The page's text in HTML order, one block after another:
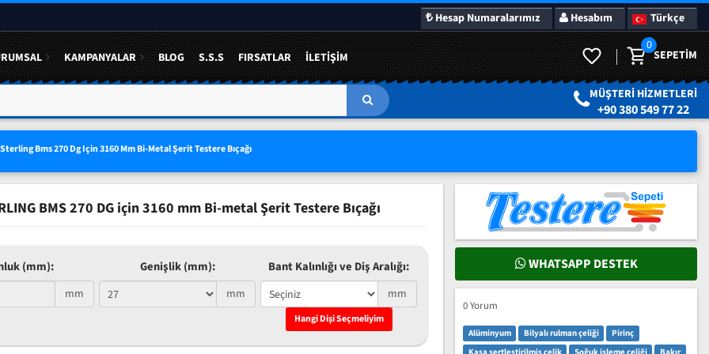
Hesap Numaralarımız Hesabım Türkçe
KAMPANYALAR BLOG S.S.S FIRSATLAR İLETIŞIM
0
SEPETIM
MÜŞTERI HIZMETLERI
+90 380 549 77 22
Sterling Bms 270 Dg Için 3160 Mm Bi-Metal Şerit Testere Bıçağı
BMS 270 DG için 3160 mm Bi-metal Şerit Testere Bıçağı
(mm):
mm
Genişlik (mm):
mm
Bant Kalınlığı ve Diş Aralığı:
mm
Hangi Dişi Seçmeliyim
WHATSAPP DESTEK
0 Yorum
Alüminyum Bilyalı rulman çeliği
Pirinç
YÜZDE 50 YE VARAN 3 LÜ SETLERDE AVANTAJLI FIYATLAR SÜRPRIZ KAMPANYALAR